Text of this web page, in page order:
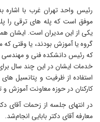
واحد تهران غرب با اشاره به
است که پله های ترقی را پله
از این مدیران است. ایشان
یا آموزش بودند، یا وقتی که
رئیس دانشکده فنی و مهندسی
ایشان در این چند سال برای
از ظرفیت و پتانسیل های
در حوزه معاونت آموزش و
انتهای جلسه از زحمات آقای
آقای دکتر بابایی انجام‌شد.